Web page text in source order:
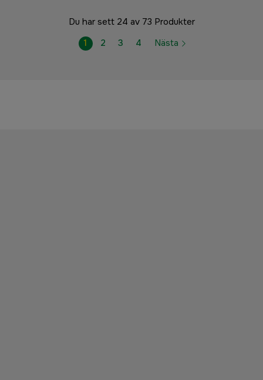
Du har sett 24 av 73 Produkter
1
2 3 4 Nästa